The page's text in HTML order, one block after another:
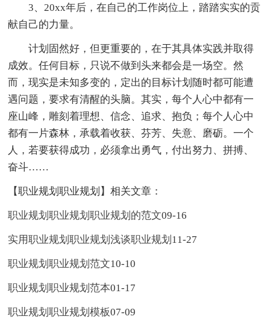
3、20xx年后，在自己的工作岗位上，踏踏实实的贡
献自己的力量。
计划固然好，但更重要的，在于其具体实践并取得
成效。任何目标，只说不做到头来都会是一场空。然
而，现实是未知多变的，定出的目标计划随时都可能遭
遇问题，要求有清醒的头脑。其实，每个人心中都有一
座山峰，雕刻着理想、信念、追求、抱负；每个人心中
都有一片森林，承载着收获、芬芳、失意、磨砺。一个
人，若要获得成功，必须拿出勇气，付出努力、拼搏、
奋斗……
【职业规划职业规划】相关文章：
职业规划职业规划职业规划的范文09-16
实用职业规划职业规划浅谈职业规划 11-27
职业规划职业规划范文10-10
职业规划职业规划范本01-17
职业规划职业规划模板07-09